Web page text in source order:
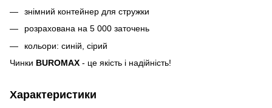
знімний контейнер для стружки
розрахована на 5 000 заточень
кольори: синій, сірий
Чинки BUROMAX - це якість і надійність!
Характеристики